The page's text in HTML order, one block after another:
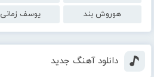
هوروش بند
یوسف زمانی
دانلود آهنگ جدید